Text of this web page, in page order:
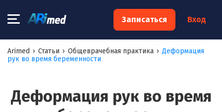
Записаться Вход
Arimed › Статьи › Общеврачебная практика › Деформация
рук во время беременности
Деформация рук во время
×
Запишитесь на консультацию к
специалисту